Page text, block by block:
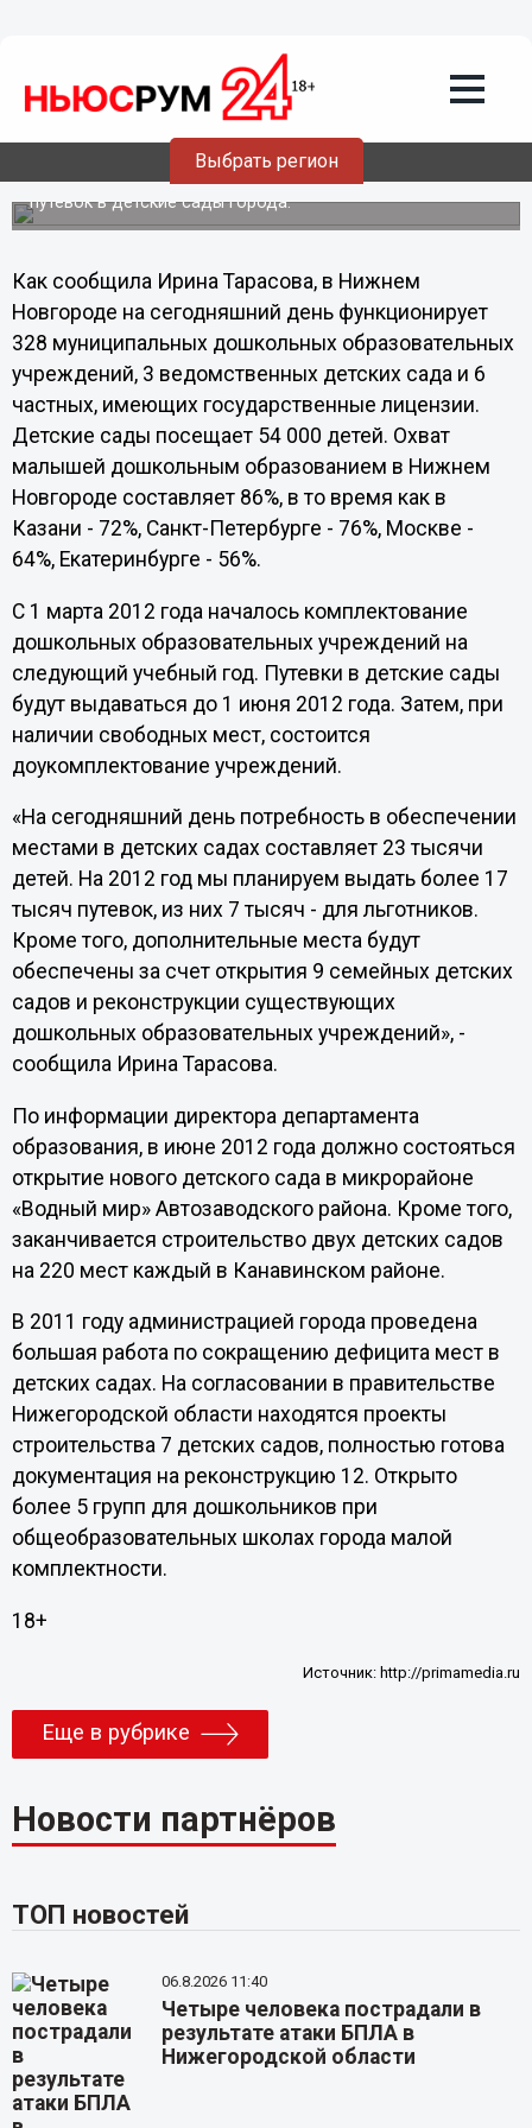
Выбрать регион
В 2012 году в детсады Нижнего
Новгорода пойдут более 17 тысяч
малышей
Сегодня директор департамента образования
администрации Нижнего Новгорода Ирина Тарасова
провела пресс-конференцию по вопросам выдачи
путевок в детские сады города.
Как сообщила Ирина Тарасова, в Нижнем
Новгороде на сегодняшний день функционирует
328 муниципальных дошкольных образовательных
учреждений, 3 ведомственных детских сада и 6
частных, имеющих государственные лицензии.
Детские сады посещает 54 000 детей. Охват
малышей дошкольным образованием в Нижнем
Новгороде составляет 86%, в то время как в
Казани - 72%, Санкт-Петербурге - 76%, Москве -
64%, Екатеринбурге - 56%.
С 1 марта 2012 года началось комплектование
дошкольных образовательных учреждений на
следующий учебный год. Путевки в детские сады
будут выдаваться до 1 июня 2012 года. Затем, при
наличии свободных мест, состоится
доукомплектование учреждений.
«На сегодняшний день потребность в обеспечении
местами в детских садах составляет 23 тысячи
детей. На 2012 год мы планируем выдать более 17
тысяч путевок, из них 7 тысяч - для льготников.
Кроме того, дополнительные места будут
обеспечены за счет открытия 9 семейных детских
садов и реконструкции существующих
дошкольных образовательных учреждений», -
сообщила Ирина Тарасова.
По информации директора департамента
образования, в июне 2012 года должно состояться
открытие нового детского сада в микрорайоне
«Водный мир» Автозаводского района. Кроме того,
заканчивается строительство двух детских садов
на 220 мест каждый в Канавинском районе.
В 2011 году администрацией города проведена
большая работа по сокращению дефицита мест в
детских садах. На согласовании в правительстве
Нижегородской области находятся проекты
строительства 7 детских садов, полностью готова
документация на реконструкцию 12. Открыто
более 5 групп для дошкольников при
общеобразовательных школах города малой
комплектности.
18+
Источник:http://primamedia.ru
Еще в рубрике
Новости партнёров
ТОП новостей
06.8.2026 11:40
Четыре человека пострадали в
результате атаки БПЛА в
Нижегородской области